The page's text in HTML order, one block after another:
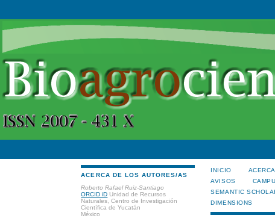
ACERCA DE LOS AUTORES/AS
Roberto Rafael Ruiz-Santiago
ORCID iD Unidad de Recursos
Naturales, Centro de Investigación
Científica de Yucatán
México
INICIO
AVISOS
SEMANTIC
DIMENSIONS